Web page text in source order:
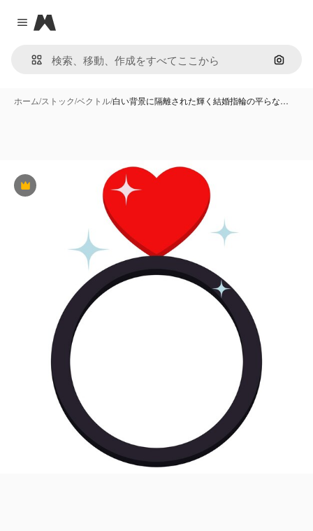
Close menu
Magnific
画像で
ホーム/ストック/ベクトル/白い背景に隔離された輝く結婚指輪の平らな…
Premium